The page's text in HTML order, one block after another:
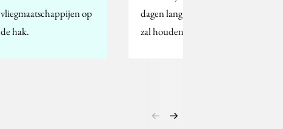
vliegmaatschappijen op
de hak.
dagen lang in haar greep
zal houden.